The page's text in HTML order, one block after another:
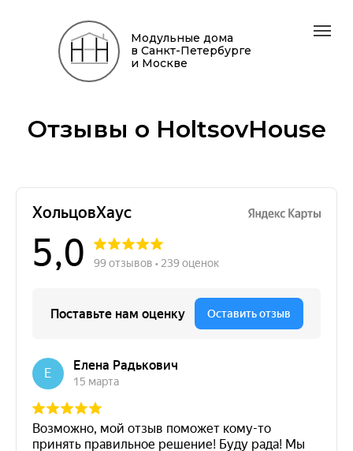
Модульные дома
в Санкт-Петербурге
и Москве
Отзывы о HoltsovHouse